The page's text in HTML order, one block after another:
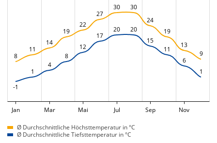
8
11
14
19
22
27
30
30
24
19
13
9
-1
1
4
8
12
17
20
20
15
11
6
1
Jan Mar Mai Jul Sep Nov
Ø Durchschnittliche Höchsttemperatur in °C
Ø Durchschnittliche Tiefsttemperatur in °C